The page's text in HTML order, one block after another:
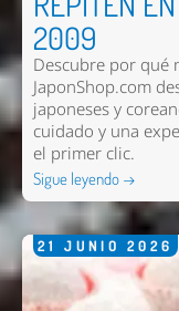
2009
Descubre por qué
JaponShop.com
japoneses y
cuidado y una
el primer clic.
Sigue leyendo →
21 JUNIO 2026